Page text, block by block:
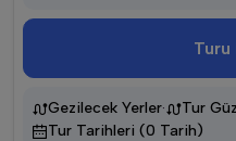
Turu
Gezilecek Yerler· Tur
Tur Tarihleri (0 Tarih)